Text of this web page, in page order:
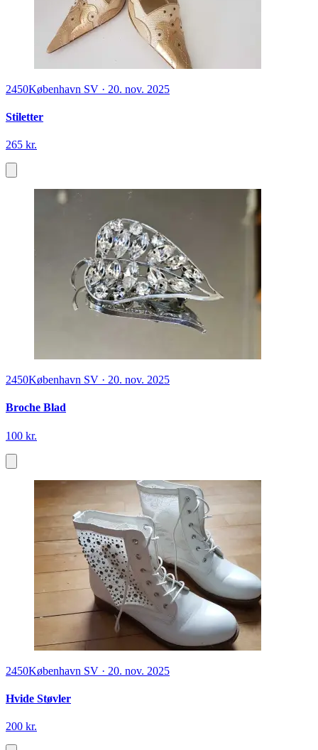
2450København SV · 20. nov. 2025
Stiletter
265 kr.
2450København SV · 20. nov. 2025
Broche Blad
100 kr.
2450København SV · 20. nov. 2025
Hvide Støvler
200 kr.